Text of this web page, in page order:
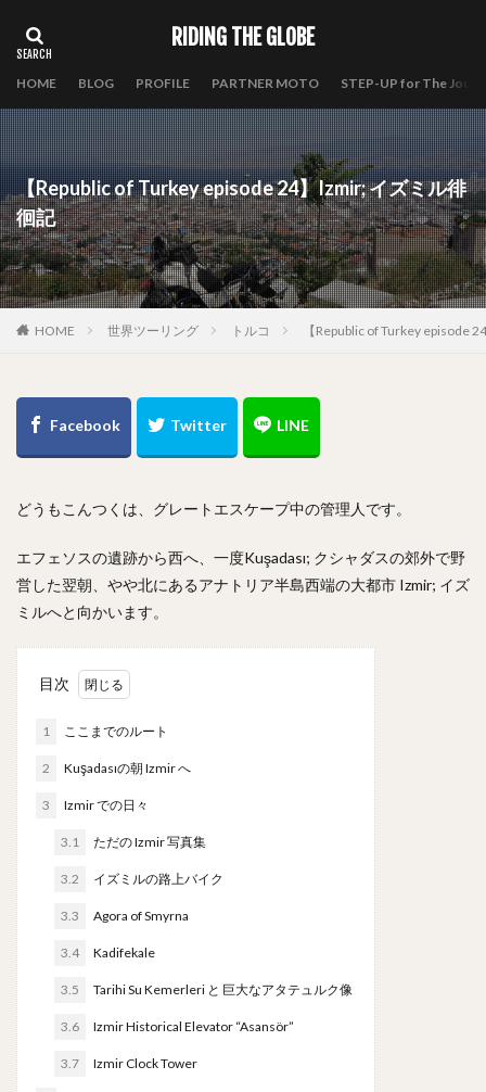
RIDING THE GLOBE
HOME BLOG PROFILE PARTNER MOTO STEP-UP for The
【Republic of Turkey episode 24】Izmir; イズミル徘
徊記
HOME 世界ツーリング トルコ 【Republic of Turkey episode
どうもこんつくは、グレートエスケープ中の管理人です。
エフェソスの遺跡から西へ、一度Kuşadası; クシャダスの郊外で野
営した翌朝、やや北にあるアナトリア半島西端の大都市 Izmir; イズ
ミルへと向かいます。
目次
1 ここまでのルート
2 Kuşadasıの朝 Izmir へ
3 Izmir での日々
3.1 ただの Izmir 写真集
3.2 イズミルの路上バイク
3.3 Agora of Smyrna
3.4 Kadifekale
3.5 Tarihi Su Kemerleri と 巨大なアタテュルク像
3.6 Izmir Historical Elevator “Asansör”
3.7 Izmir Clock Tower